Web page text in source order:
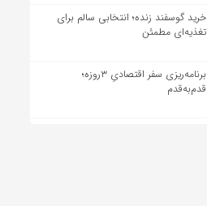
خرید گوسفند زنده؛ انتخابی سالم برای
تغذیه‌ای مطمئن
برنامه‌ریزی سفر اقتصادیِ ۳روزه؛
قدم‌به‌قدم